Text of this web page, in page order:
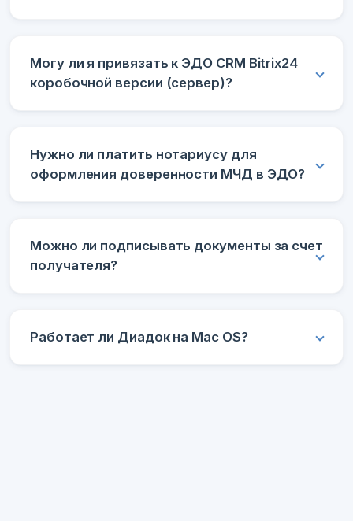
Могу ли я привязать к ЭДО CRM Bitrix24
коробочной версии (сервер)?
Нужно ли платить нотариусу для
оформления доверенности МЧД в ЭДО?
Можно ли подписывать документы за счет
получателя?
Работает ли Диадок на Mac OS?